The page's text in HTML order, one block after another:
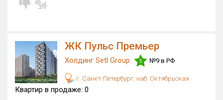
ЖК Пульс Премьер
Холдинг Setl Group 5 №9 в РФ
г. Санкт-Петербург, наб. Октябрьская
Квартир в продаже: 0